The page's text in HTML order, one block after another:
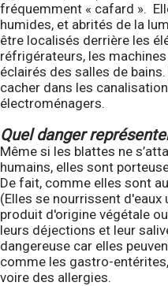
fréquemment « cafard ».
humides, et abrités de la
être localisés derrière les
réfrigérateurs, les
éclairés des salles de
cacher dans les
électroménagers.
Quel danger
Même si les blattes ne
humains, elles sont
De fait, comme elles sont
(Elles se nourrissent
produit d'origine végétale
leurs déjections et leur
dangereuse car elles
comme les gastro-
voire des allergies.